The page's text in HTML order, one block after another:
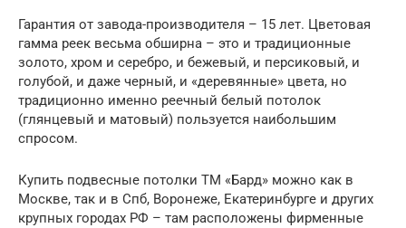
Гарантия от завода-производителя – 15 лет. Цветовая
гамма реек весьма обширна – это и традиционные
золото, хром и серебро, и бежевый, и персиковый, и
голубой, и даже черный, и «деревянные» цвета, но
традиционно именно реечный белый потолок
(глянцевый и матовый) пользуется наибольшим
спросом.
Купить подвесные потолки ТМ «Бард» можно как в
Москве, так и в Спб, Воронеже, Екатеринбурге и других
крупных городах РФ – там расположены фирменные